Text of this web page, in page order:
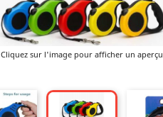
Cliquez sur l'image pour afficher un aperçu